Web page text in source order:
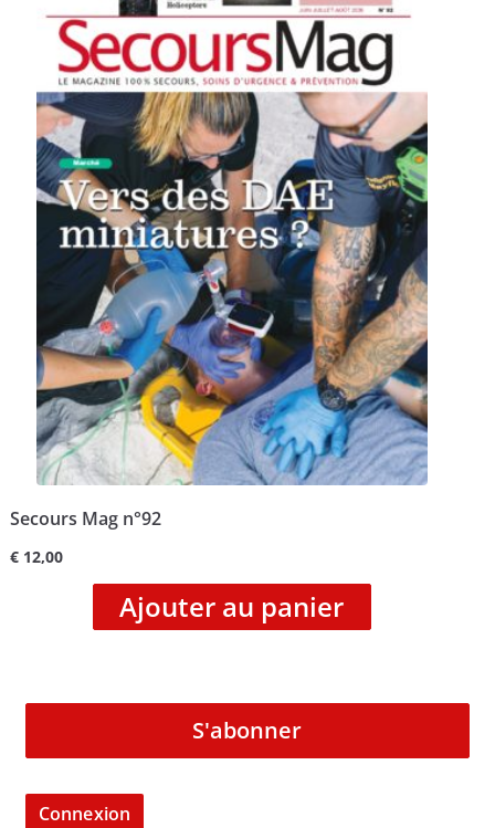
Secours Mag n°92
€12,00
Ajouter au panier
S'abonner
Connexion